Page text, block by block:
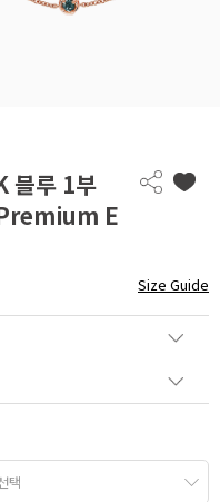
블루 1부
E
Size Guide